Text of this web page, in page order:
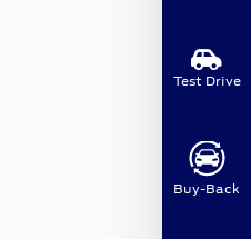
Test Drive
Buy-Back